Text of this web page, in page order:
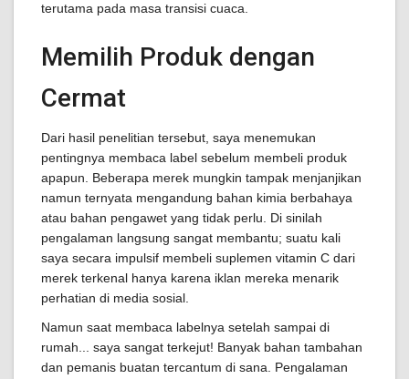
terutama pada masa transisi cuaca.
Memilih Produk dengan
Cermat
Dari hasil penelitian tersebut, saya menemukan
pentingnya membaca label sebelum membeli produk
apapun. Beberapa merek mungkin tampak menjanjikan
namun ternyata mengandung bahan kimia berbahaya
atau bahan pengawet yang tidak perlu. Di sinilah
pengalaman langsung sangat membantu; suatu kali
saya secara impulsif membeli suplemen vitamin C dari
merek terkenal hanya karena iklan mereka menarik
perhatian di media sosial.
Namun saat membaca labelnya setelah sampai di
rumah... saya sangat terkejut! Banyak bahan tambahan
dan pemanis buatan tercantum di sana. Pengalaman